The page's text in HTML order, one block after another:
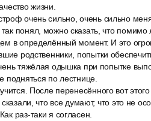
жизни.
очень сильно, очень сильно
понял, можно сказать, что помимо
в определённый момент. И это
родственники, попытки
тяжёлая одышка при попытке
подняться по лестнице.
После перенесённого вот
что все думают, что это не
раз-таки я согласен.